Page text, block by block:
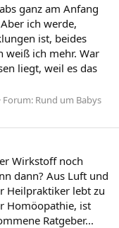
ganz am Anfang
ich werde,
ist, beides
weiß ich mehr. War
liegt, weil es das
Forum: Rund um Babys
Wirkstoff noch
dann? Aus Luft und
Heilpraktiker lebt zu
Homöopathie, ist
Ratgeber...